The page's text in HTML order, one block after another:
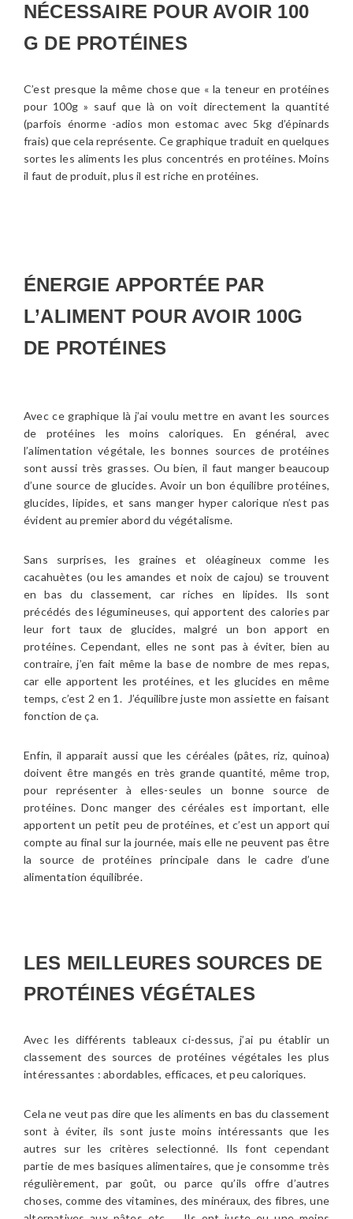
NÉCESSAIRE POUR AVOIR 100
G DE PROTÉINES
C’est presque la même chose que « la teneur en protéines
pour 100g » sauf que là on voit directement la quantité
(parfois énorme -adios mon estomac avec 5kg d’épinards
frais) que cela représente. Ce graphique traduit en quelques
sortes les aliments les plus concentrés en protéines. Moins
il faut de produit, plus il est riche en protéines.
ÉNERGIE APPORTÉE PAR
L’ALIMENT POUR AVOIR 100G
DE PROTÉINES
Avec ce graphique là j’ai voulu mettre en avant les sources
de protéines les moins caloriques. En général, avec
l’alimentation végétale, les bonnes sources de protéines
sont aussi très grasses. Ou bien, il faut manger beaucoup
d’une source de glucides. Avoir un bon équilibre protéines,
glucides, lipides, et sans manger hyper calorique n’est pas
évident au premier abord du végétalisme.
Sans surprises, les graines et oléagineux comme les
cacahuètes (ou les amandes et noix de cajou) se trouvent
en bas du classement, car riches en lipides. Ils sont
précédés des légumineuses, qui apportent des calories par
leur fort taux de glucides, malgré un bon apport en
protéines. Cependant, elles ne sont pas à éviter, bien au
contraire, j’en fait même la base de nombre de mes repas,
car elle apportent les protéines, et les glucides en même
temps, c’est 2 en 1. J’équilibre juste mon assiette en faisant
fonction de ça.
Enfin, il apparait aussi que les céréales (pâtes, riz, quinoa)
doivent être mangés en très grande quantité, même trop,
pour représenter à elles-seules un bonne source de
protéines. Donc manger des céréales est important, elle
apportent un petit peu de protéines, et c’est un apport qui
compte au final sur la journée, mais elle ne peuvent pas être
la source de protéines principale dans le cadre d’une
alimentation équilibrée.
LES MEILLEURES SOURCES DE
PROTÉINES VÉGÉTALES
Avec les différents tableaux ci-dessus, j’ai pu établir un
classement des sources de protéines végétales les plus
intéressantes : abordables, efficaces, et peu caloriques.
Cela ne veut pas dire que les aliments en bas du classement
sont à éviter, ils sont juste moins intéressants que les
autres sur les critères selectionné. Ils font cependant
partie de mes basiques alimentaires, que je consomme très
régulièrement, par goût, ou parce qu’ils offre d’autres
choses, comme des vitamines, des minéraux, des fibres, une